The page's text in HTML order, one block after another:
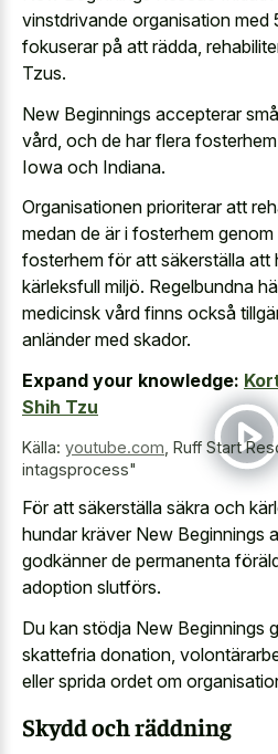
vinstdrivande organisation med
fokuserar på att rädda,
Tzus.
New Beginnings accepterar
vård, och de har flera
Iowa och Indiana.
Organisationen prioriterar att
medan de är i fosterhem
fosterhem för att säkerställa att
kärleksfull miljö. Regelbundna
medicinsk vård finns också
anländer med skador.
Expand your knowledge:
Shih Tzu
Källa: youtube.com Ruff Start
intagsprocess"
För att säkerställa säkra och
hundar kräver New Beginnings
godkänner de permanenta
adoption slutförs.
Du kan stödja New Beginnings
skattefria donation,
eller sprida ordet om
Skydd och räddning